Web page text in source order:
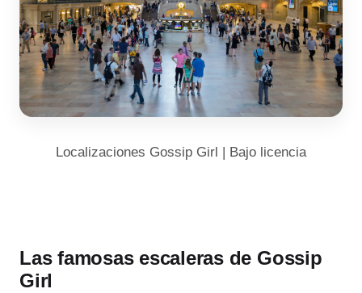
Localizaciones Gossip Girl | Bajo licencia
Las famosas escaleras de Gossip
Girl